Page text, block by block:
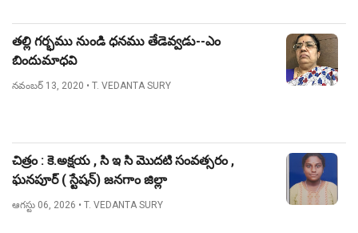
తల్లి గర్భము నుండి ధనము తేడెవ్వడు--ఎం
బిందుమాధవి
నవంబర్ 13, 2020 • T. VEDANTA SURY
చిత్రం : కె.అక్షయ , సి ఇ సి మొదటి సంవత్సరం ,
ఘనపూర్ ( స్టేషన్) జనగాం జిల్లా
ఆగస్టు 06, 2026 • T. VEDANTA SURY